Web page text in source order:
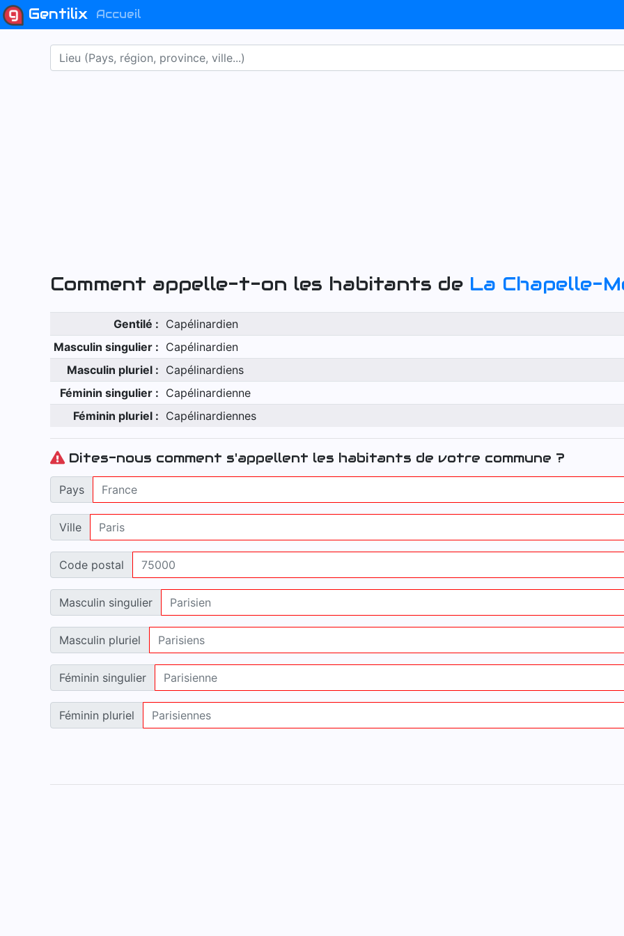
Gentilix Accueil
Comment appelle-t-on les habitants de La Chapelle-
Gentilé : Capélinardien
Masculin singulier : Capélinardien
Masculin pluriel : Capélinardiens
Féminin singulier : Capélinardienne
Féminin pluriel : Capélinardiennes
Dites-nous comment s'appellent les habitants de votre commune ?
Pays
Ville
Code postal
Masculin singulier
Masculin pluriel
Féminin singulier
Féminin pluriel